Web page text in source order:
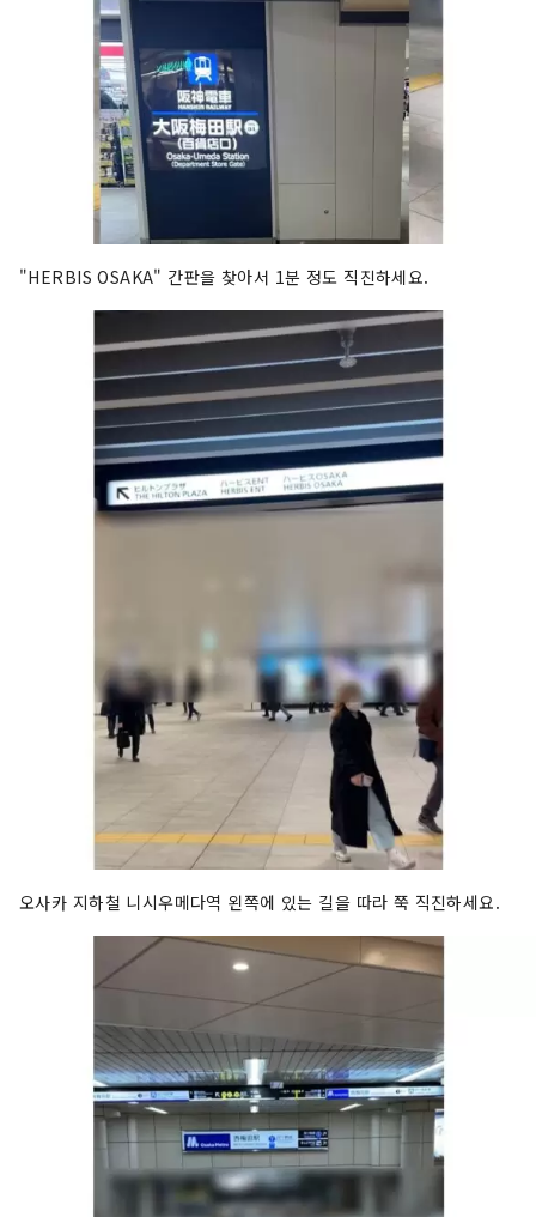
"HERBIS OSAKA" 간판을 찾아서 1분 정도 직진하세요.
오사카 지하철 니시우메다역 왼쪽에 있는 길을 따라 쭉 직진하세요.